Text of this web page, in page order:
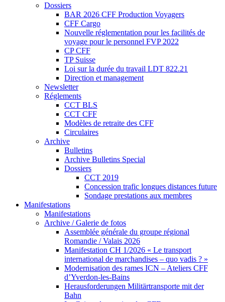
Dossiers
BAR 2026 CFF Production Voyagers
CFF Cargo
Nouvelle réglementation pour les facilités de
voyage pour le personnel FVP 2022
CP CFF
TP Suisse
Loi sur la durée du travail LDT 822.21
Direction et management
Newsletter
Réglements
CCT BLS
CCT CFF
Modèles de retraite des CFF
Circulaires
Archive
Bulletins
Archive Bulletins Special
Dossiers
CCT 2019
Concession trafic longues distances future
Sondage prestations aux membres
Manifestations
Manifestations
Archive / Galerie de fotos
Assemblée générale du groupe régional
Romandie / Valais 2026
Manifestation CH 1/2026 « Le transport
international de marchandises – quo vadis ? »
Modernisation des rames ICN – Ateliers CFF
d’Yverdon-les-Bains
Herausforderungen Militärtransporte mit der
Bahn